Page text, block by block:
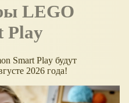
Play
Smart Play будут
2026 года!